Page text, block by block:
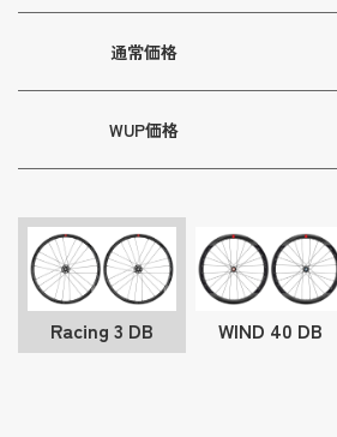
通常価格
WUP価格
Racing 3 DB WIND 40 DB